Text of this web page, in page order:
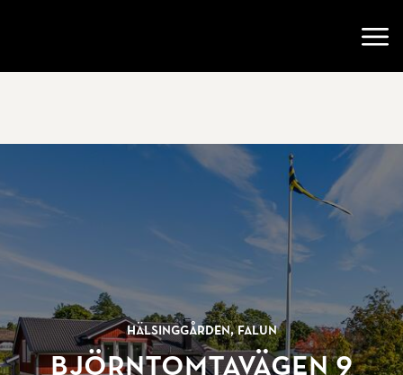
Hälsinggården, Falun
Björntomtavägen 9